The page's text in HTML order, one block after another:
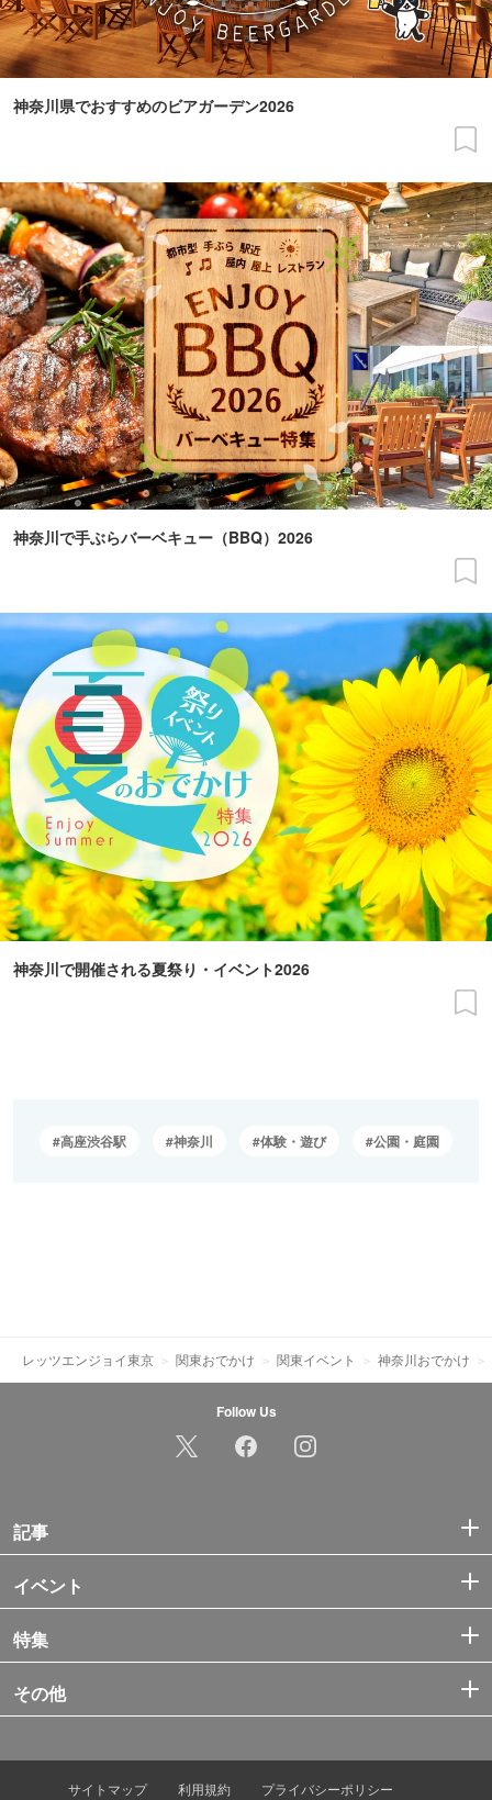
神奈川県でおすすめのビアガーデン2026
神奈川で手ぶらバーベキュー（BBQ）2026
神奈川で開催される夏祭り・イベント2026
高座渋谷駅 神奈川 体験・遊び 公園・庭園
レッツエンジョイ東京 関東おでかけ 関東イベント 神奈川おでかけ
Follow Us
記事
イベント
特集
その他
サイトマップ 利用規約 プライバシーポリシー